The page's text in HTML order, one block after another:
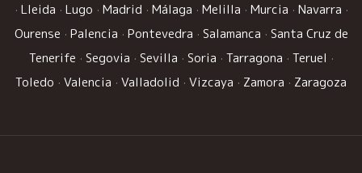
· Lleida · Lugo · Madrid · Málaga · Melilla · Murcia · Navarra ·
Ourense · Palencia · Pontevedra · Salamanca · Santa Cruz de
Tenerife · Segovia · Sevilla · Soria · Tarragona · Teruel ·
Toledo · Valencia · Valladolid · Vizcaya · Zamora · Zaragoza